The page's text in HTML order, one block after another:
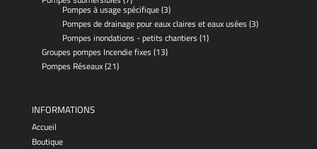
Pompes à usage spécifique(3)
Pompes de drainage pour eaux claires et eaux usées (3)
Pompes inondations - petits chantiers (1)
Groupes pompes Incendie fixes (13)
Pompes Réseaux(21)
INFORMATIONS
Accueil
Boutique